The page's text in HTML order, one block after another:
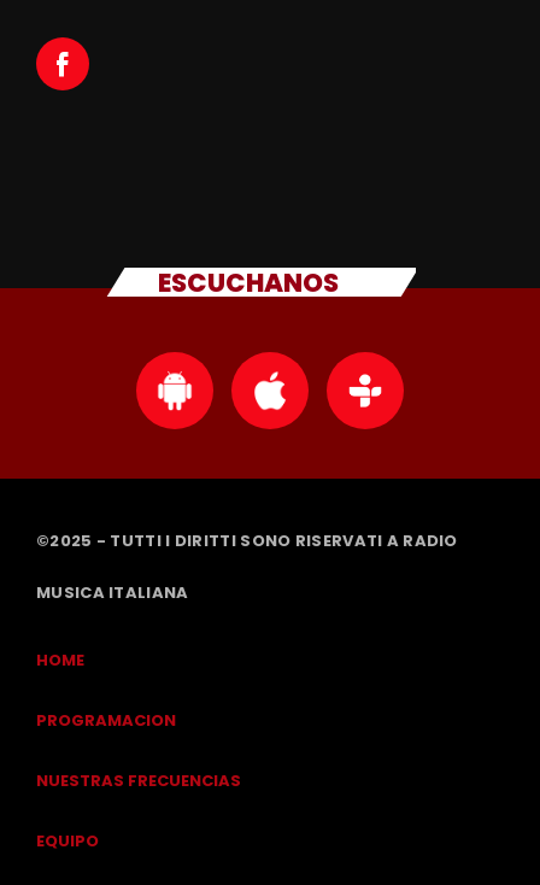
ESCUCHANOS
©2025 - TUTTI I DIRITTI SONO RISERVATI A RADIO
MUSICA ITALIANA
HOME
PROGRAMACION
NUESTRAS FRECUENCIAS
EQUIPO